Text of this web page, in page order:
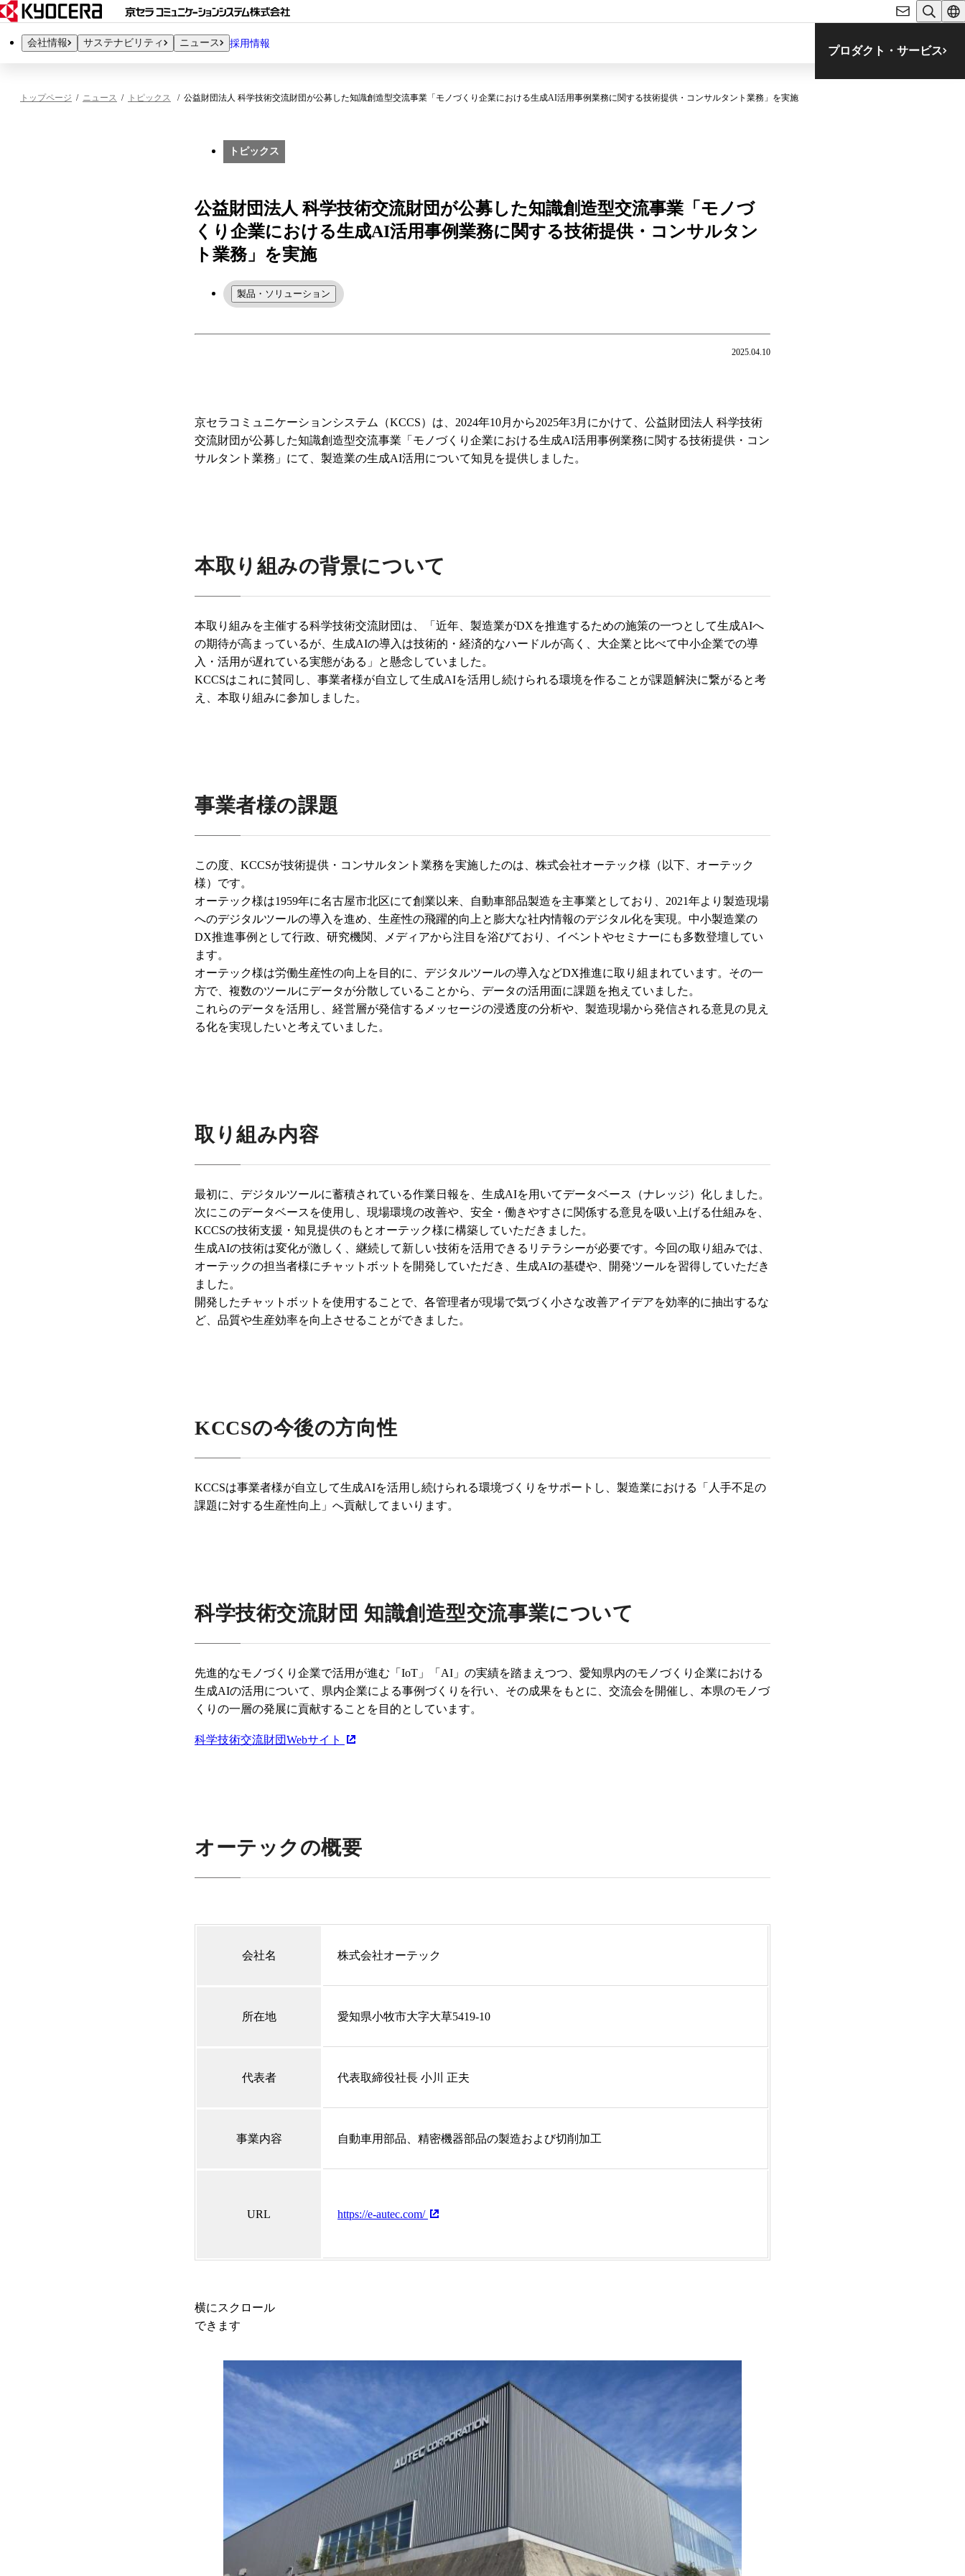
会社情報 サステナビリティ ニュース 採用情報
プロダクト・サービス
トップページ ニュース トピックス 公益財団法人 科学技術交流財団が公募した知識創造型交流事業「モノづくり企業における生成AI活用事例業務に関する技術提供・コンサルタント業務」を実施
トピックス
公益財団法人 科学技術交流財団が公募した知識創造型交流事業「モノづ
くり企業における生成AI活用事例業務に関する技術提供・コンサルタン
ト業務」を実施
製品・ソリューション
2025.04.10
京セラコミュニケーションシステム（KCCS）は、2024年10月から2025年3月にかけて、公益財団法人 科学技術
交流財団が公募した知識創造型交流事業「モノづくり企業における生成AI活用事例業務に関する技術提供・コン
サルタント業務」にて、製造業の生成AI活用について知見を提供しました。
本取り組みの背景について
本取り組みを主催する科学技術交流財団は、「近年、製造業がDXを推進するための施策の一つとして生成AIへ
の期待が高まっているが、生成AIの導入は技術的・経済的なハードルが高く、大企業と比べて中小企業での導
入・活用が遅れている実態がある」と懸念していました。
KCCSはこれに賛同し、事業者様が自立して生成AIを活用し続けられる環境を作ることが課題解決に繋がると考
え、本取り組みに参加しました。
事業者様の課題
この度、KCCSが技術提供・コンサルタント業務を実施したのは、株式会社オーテック様（以下、オーテック
様）です。
オーテック様は1959年に名古屋市北区にて創業以来、自動車部品製造を主事業としており、2021年より製造現場
へのデジタルツールの導入を進め、生産性の飛躍的向上と膨大な社内情報のデジタル化を実現。中小製造業の
DX推進事例として行政、研究機関、メディアから注目を浴びており、イベントやセミナーにも多数登壇してい
ます。
オーテック様は労働生産性の向上を目的に、デジタルツールの導入などDX推進に取り組まれています。その一
方で、複数のツールにデータが分散していることから、データの活用面に課題を抱えていました。
これらのデータを活用し、経営層が発信するメッセージの浸透度の分析や、製造現場から発信される意見の見え
る化を実現したいと考えていました。
取り組み内容
最初に、デジタルツールに蓄積されている作業日報を、生成AIを用いてデータベース（ナレッジ）化しました。
次にこのデータベースを使用し、現場環境の改善や、安全・働きやすさに関係する意見を吸い上げる仕組みを、
KCCSの技術支援・知見提供のもとオーテック様に構築していただきました。
生成AIの技術は変化が激しく、継続して新しい技術を活用できるリテラシーが必要です。今回の取り組みでは、
オーテックの担当者様にチャットボットを開発していただき、生成AIの基礎や、開発ツールを習得していただき
ました。
開発したチャットボットを使用することで、各管理者が現場で気づく小さな改善アイデアを効率的に抽出するな
ど、品質や生産効率を向上させることができました。
KCCSの今後の方向性
KCCSは事業者様が自立して生成AIを活用し続けられる環境づくりをサポートし、製造業における「人手不足の
課題に対する生産性向上」へ貢献してまいります。
科学技術交流財団 知識創造型交流事業について
先進的なモノづくり企業で活用が進む「IoT」「AI」の実績を踏まえつつ、愛知県内のモノづくり企業における
生成AIの活用について、県内企業による事例づくりを行い、その成果をもとに、交流会を開催し、本県のモノづ
くりの一層の発展に貢献することを目的としています。
科学技術交流財団Webサイト
オーテックの概要
会社名 株式会社オーテック
所在地 愛知県小牧市大字大草5419-10
代表者 代表取締役社長 小川 正夫
事業内容 自動車用部品、精密機器部品の製造および切削加工
URL https://e-autec.com/
横にスクロール
できます